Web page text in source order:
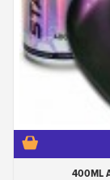
400ML